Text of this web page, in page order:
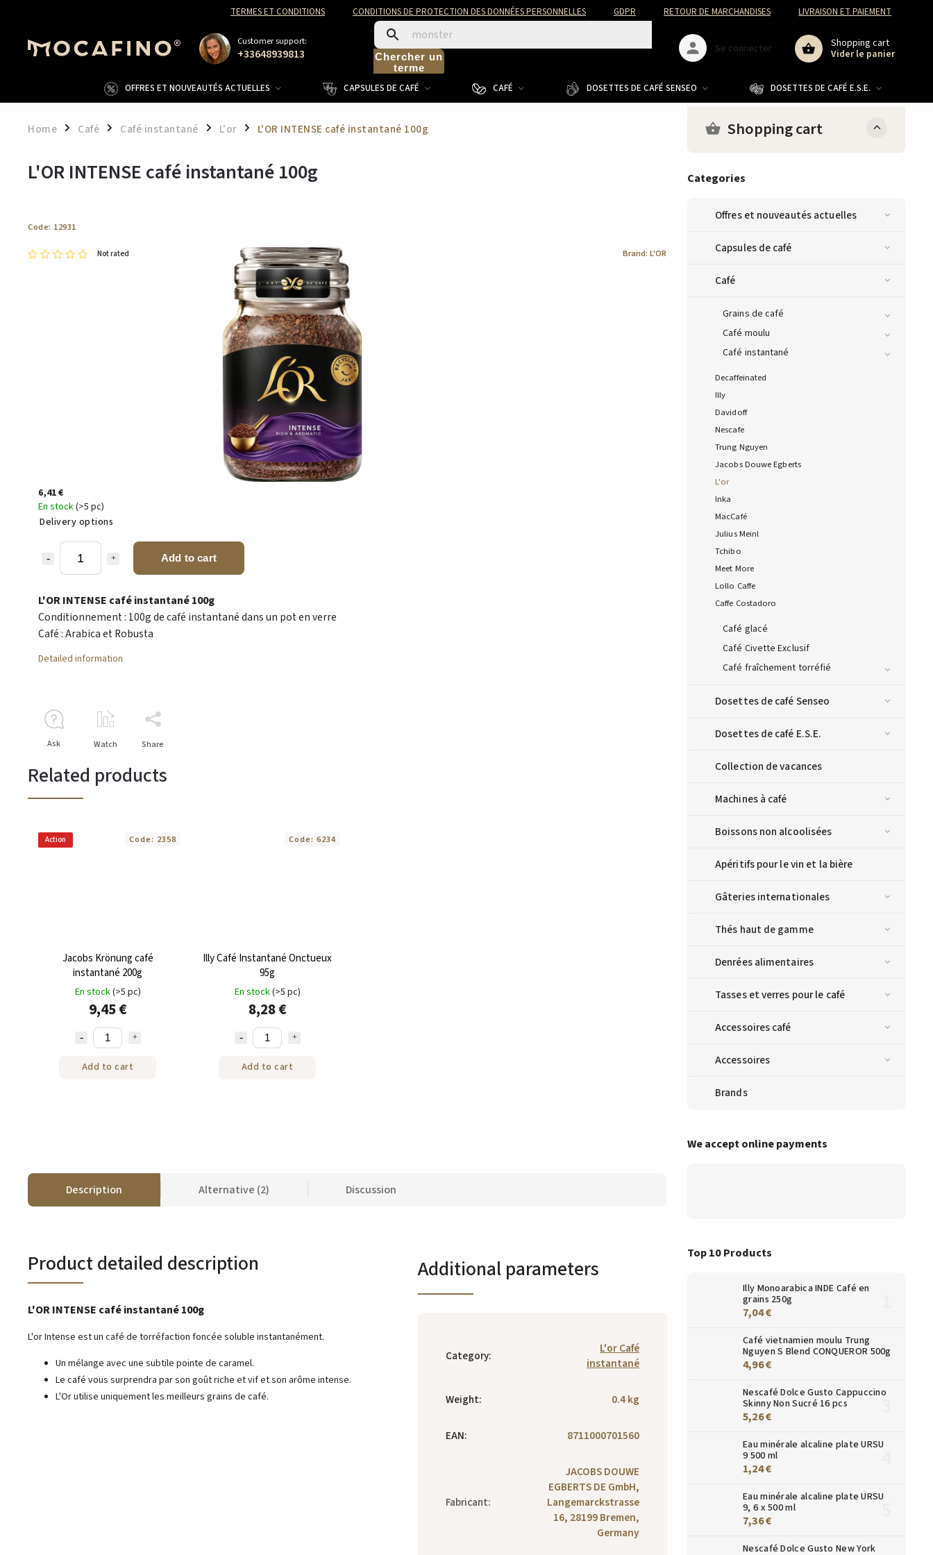
TERMES ET CONDITIONS CONDITIONS DE PROTECTION DES DONNÉES PERSONNELLES GDPR RETOUR DE MARCHANDISES LIVRAISON ET PAIEMENT
Customer support:
+33648939813
Chercher un
terme
Shopping cart
Vider le panier
Se connecter
OFFRES ET NOUVEAUTÉS ACTUELLES CAPSULES DE CAFÉ CAFÉ DOSETTES DE CAFÉ SENSEO DOSETTES DE CAFÉ E.S.E.
Home / Café / Café instantané / L'or / L'OR INTENSE café instantané 100g Shopping cart
Categories
Offres et nouveautés actuelles
Capsules de café
Café
Grains de café
Café moulu
Café instantané
Decaffeinated
Illy
Davidoff
Nescafe
Trung Nguyen
Jacobs Douwe Egberts
L'or
Inka
MacCafé
Julius Meinl
Tchibo
Meet More
Lollo Caffe
Caffe Costadoro
Café glacé
Café Civette Exclusif
Café fraîchement torréfié
Dosettes de café Senseo
Dosettes de café E.S.E.
Collection de vacances
Machines à café
Boissons non alcoolisées
Apéritifs pour le vin et la bière
Gâteries internationales
Thés haut de gamme
Denrées alimentaires
Tasses et verres pour le café
Accessoires café
Accessoires
Brands
We accept online payments
Top 10 Products
Illy Monoarabica INDE Café en
grains 250g
7,04 €
Café vietnamien moulu Trung
Nguyen S Blend CONQUEROR 500g
4,96 €
Nescafé Dolce Gusto Cappuccino
Skinny Non Sucré 16 pcs
5,26 €
Eau minérale alcaline plate URSU
9 500 ml
1,24 €
Eau minérale alcaline plate URSU
9, 6 x 500 ml
7,36 €
Nescafé Dolce Gusto New York
L'OR INTENSE café instantané 100g
Code: 12931
Not rated Brand: L'OR
6,41 €
En stock(>5 pc)
Delivery options
Add to cart
L'OR INTENSE café instantané 100g
Conditionnement : 100g de café instantané dans un pot en verre
Café : Arabica et Robusta
Detailed information
Ask Watch Share
Related products
Action
Jacobs Krönung café
instantané 200g
En stock(>5 pc)
9,45 €
Add to cart
Code: 2358
Illy Café Instantané Onctueux
95g
En stock(>5 pc)
8,28 €
Add to cart
Code: 6234
Description Alternative (2) Discussion
Product detailed description
L'OR INTENSE café instantané 100g
L'or Intense est un café de torréfaction foncée soluble instantanément.
Un mélange avec une subtile pointe de caramel.
Le café vous surprendra par son goût riche et vif et son arôme intense.
L'Or utilise uniquement les meilleurs grains de café.
Additional parameters
Category:
L'or Café
instantané
Weight: 0.4 kg
EAN: 8711000701560
Fabricant:
JACOBS DOUWE
EGBERTS DE GmbH,
Langemarckstrasse
16, 28199 Bremen,
Germany